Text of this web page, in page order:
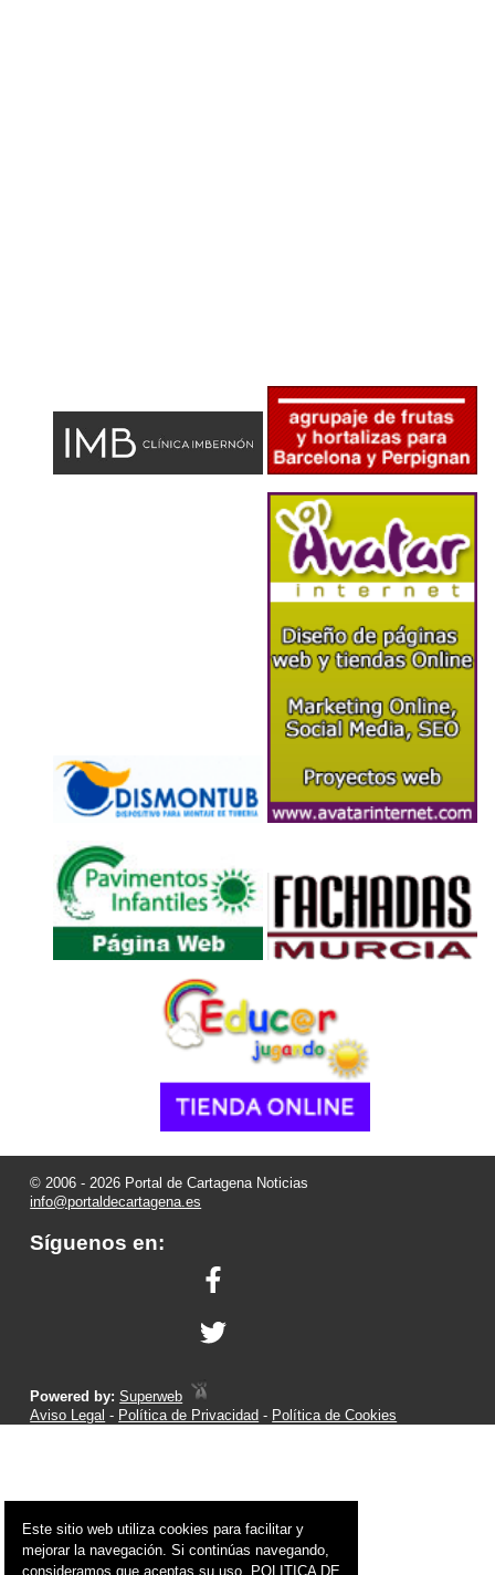
© 2006 - 2026 Portal de Cartagena Noticias
info@portaldecartagena.es
Síguenos en:
Powered by:Superweb
Aviso Legal - Política de Privacidad - Política de Cookies
Este sitio web utiliza cookies para facilitar y
mejorar la navegación. Si continúas navegando,
consideramos que aceptas su uso.
POLITICA DE